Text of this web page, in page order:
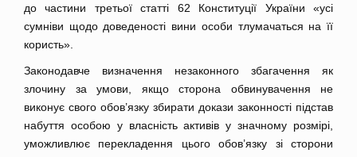
до частини третьої статті 62 Конституції України «усі
сумніви щодо доведеності вини особи тлумачаться на її
користь».
Законодавче визначення незаконного збагачення як
злочину за умови, якщо сторона обвинувачення не
виконує свого обов’язку збирати докази законності підстав
набуття особою у власність активів у значному розмірі,
уможливлює перекладення цього обов’язку зі сторони